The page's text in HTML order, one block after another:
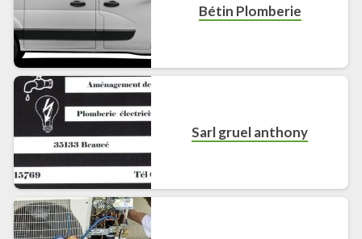
Bétin Plomberie
Sarl gruel anthony